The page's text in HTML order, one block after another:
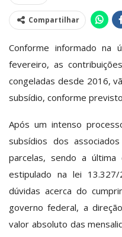
Compartilhar
Conforme informado na
fevereiro, as
congeladas desde 2016,
subsídio, conforme
Após um intenso
subsídios dos
parcelas, sendo a
estipulado na lei
dúvidas acerca do
governo federal, a
valor absoluto das